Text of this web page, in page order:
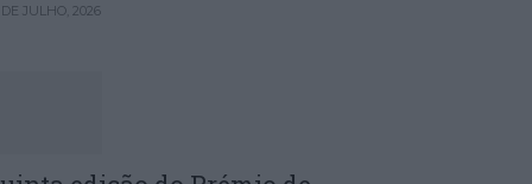
JULHO, 2026